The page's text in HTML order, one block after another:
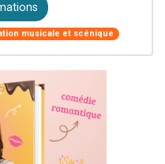
musicale et scénique